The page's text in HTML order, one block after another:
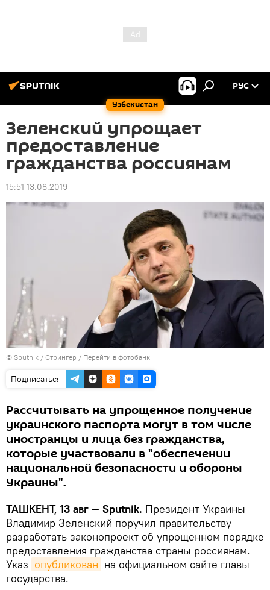
Узбекистан
РУС
Зеленский упрощает
предоставление
гражданства россиянам
15:51 13.08.2019
© Sputnik / Стрингер / Перейти в фотобанк
Подписаться
Рассчитывать на упрощенное получение
украинского паспорта могут в том числе
иностранцы и лица без гражданства,
которые участвовали в "обеспечении
национальной безопасности и обороны
Украины".
ТАШКЕНТ, 13 авг — Sputnik. Президент Украины
Владимир Зеленский поручил правительству
разработать законопроект об упрощенном порядке
предоставления гражданства страны россиянам.
Указ опубликован на официальном сайте главы
государства.